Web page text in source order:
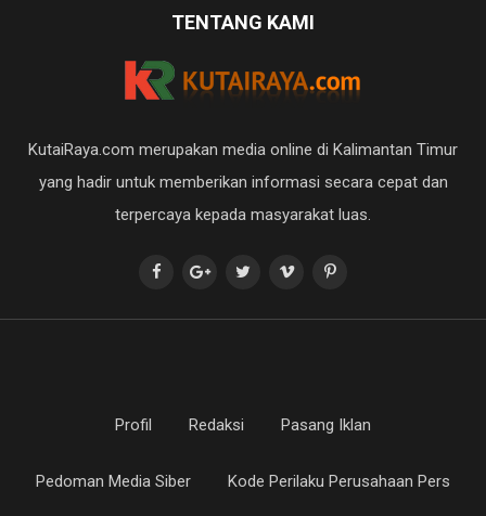
TENTANG KAMI
KutaiRaya.com merupakan media online di Kalimantan Timur
yang hadir untuk memberikan informasi secara cepat dan
terpercaya kepada masyarakat luas.
Profil Redaksi Pasang Iklan
Pedoman Media Siber Kode Perilaku Perusahaan Pers